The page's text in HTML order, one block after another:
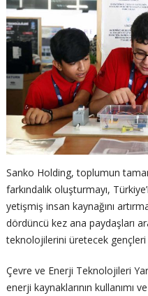
Sanko Holding, toplumun
farkındalık oluşturmayı,
yetişmiş insan kaynağını
dördüncü kez ana paydaşları
teknolojilerini üretecek
Çevre ve Enerji Teknolojileri
enerji kaynaklarının kullanımı